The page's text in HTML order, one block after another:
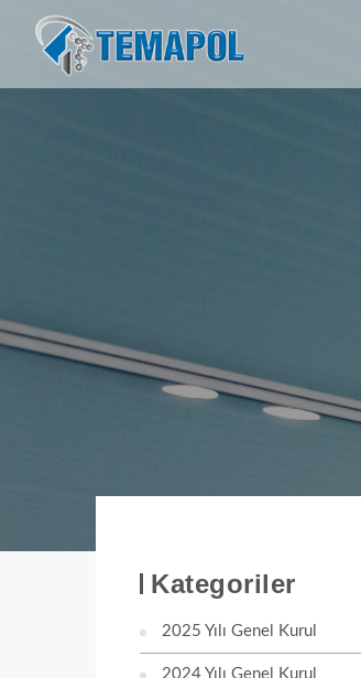
Kategoriler
2025 Yılı Genel Kurul
2024 Yılı Genel Kurul